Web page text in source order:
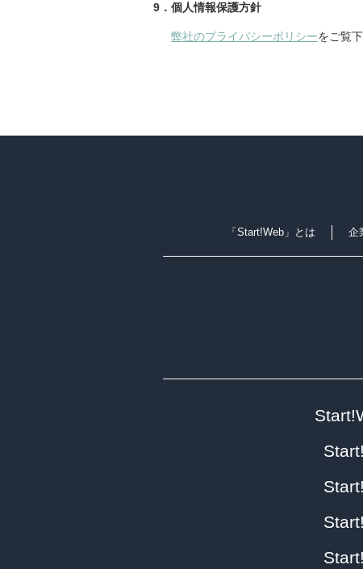
9．個人情報保護方針
弊社のプライバシーポリシーをご覧下
「Start!Web」とは 企